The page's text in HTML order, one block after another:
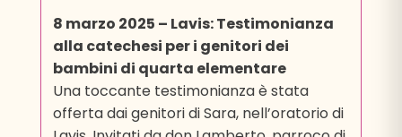
8 marzo 2025 – Lavis: Testimonianza
alla catechesi per i genitori dei
bambini di quarta elementare
Una toccante testimonianza è stata
offerta dai genitori di Sara, nell’oratorio di